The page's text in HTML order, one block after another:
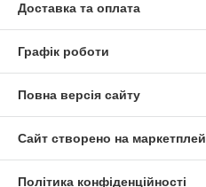
Доставка та оплата
Графік роботи
Повна версія сайту
Сайт створено на
Політика конфіденційності